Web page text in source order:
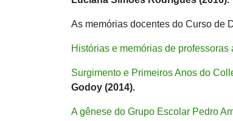
As memórias docentes do Curso de
Histórias e memórias de
Surgimento e Primeiros Anos do
Godoy (2014).
A gênese do Grupo Escolar Pedro